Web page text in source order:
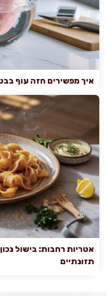
איך מפשירים חזה עוף
אטריות רחבות: בישול
תזונתיים